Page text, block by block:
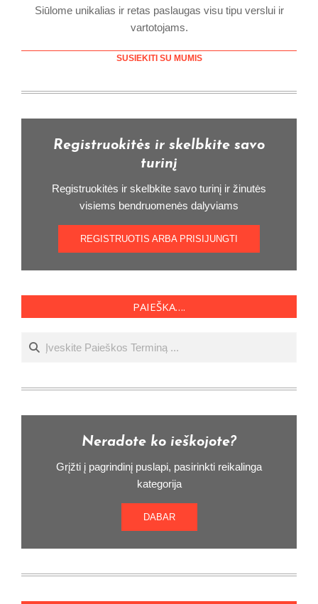
Siūlome unikalias ir retas paslaugas visu tipu verslui ir
vartotojams.
SUSIEKITI SU MUMIS
Registruokitės ir skelbkite savo
turinį
Registruokitės ir skelbkite savo turinį ir žinutės
visiems bendruomenės dalyviams
REGISTRUOTIS ARBA PRISIJUNGTI
PAIEŠKA….
Ieškoti
Neradote ko ieškojote?
Grįžti į pagrindinį puslapi, pasirinkti reikalinga
kategorija
DABAR